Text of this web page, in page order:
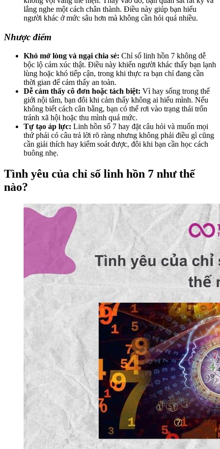
lắng nghe một cách chân thành. Điều này giúp bạn hiểu
người khác ở mức sâu hơn mà không cần hỏi quá nhiều.
Nhược điểm
Khó mở lòng và ngại chia sẻ: Chỉ số linh hồn 7 không dễ
bộc lộ cảm xúc thật. Điều này khiến người khác thấy bạn lạnh
lùng hoặc khó tiếp cận, trong khi thực ra bạn chỉ đang cần
thời gian để cảm thấy an toàn.
Dễ cảm thấy cô đơn hoặc tách biệt: Vì hay sống trong thế
giới nội tâm, bạn đôi khi cảm thấy không ai hiểu mình. Nếu
không biết cách cân bằng, bạn có thể rơi vào trạng thái trốn
tránh xã hội hoặc thu mình quá mức.
Tự tạo áp lực: Linh hồn số 7 hay đặt câu hỏi và muốn mọi
thứ phải có câu trả lời rõ ràng nhưng không phải điều gì cũng
cần giải thích hay kiểm soát được, đôi khi bạn cần học cách
buông nhẹ.
Tình yêu của chỉ số linh hồn 7 như thế
nào?